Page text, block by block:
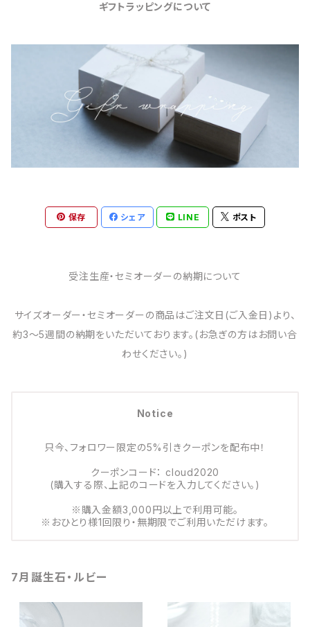
ギフトラッピングについて
保存 シェア LINE ポスト
受注生産・セミオーダーの納期について
サイズオーダー・セミオーダーの商品はご注文日(ご入金日)より、
約3～5週間の納期をいただいております。(お急ぎの方はお問い合
わせください。)
Notice
只今、フォロワー限定の5%引きクーポンを配布中！
クーポンコード： cloud2020
(購入する際、上記のコードを入力してください。)
※購入金額3,000円以上で利用可能。
※おひとり様1回限り・無期限でご利用いただけます。
7月誕生石・ルビー